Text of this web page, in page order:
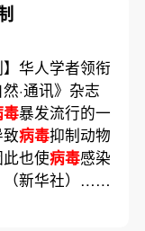
华人学者领衔
·通讯》杂志
暴发流行的一
病毒抑制动物
也使病毒感染
（新华社）……